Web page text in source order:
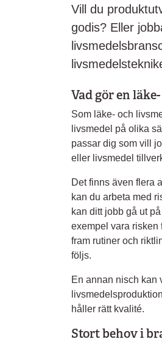
Vill du
godis? Eller
Vad gör en
Som läke- och
livsmedel på olika
passar dig som vill
eller livsmedel
Det finns även flera
kan du arbeta med
kan ditt jobb gå ut
exempel vara risken
fram rutiner och
följs.
En annan nisch kan
håller rätt kvalité.
Stort behov i